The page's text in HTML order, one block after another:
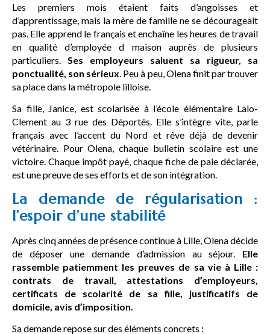
Les premiers mois étaient faits d’angoisses et
d’apprentissage, mais la mère de famille ne se décourageait
pas. Elle apprend le français et enchaîne les heures de travail
en qualité d’employée d maison auprès de plusieurs
particuliers. Ses employeurs saluent sa rigueur, sa
ponctualité, son sérieux. Peu à peu, Olena finit par trouver
sa place dans la métropole lilloise.
Sa fille, Janice, est scolarisée à l’école élémentaire Lalo-
Clement au 3 rue des Déportés. Elle s’intègre vite, parle
français avec l’accent du Nord et rêve déjà de devenir
vétérinaire. Pour Olena, chaque bulletin scolaire est une
victoire. Chaque impôt payé, chaque fiche de paie déclarée,
est une preuve de ses efforts et de son intégration.
La demande de régularisation :
l’espoir d’une stabilité
Après cinq années de présence continue à Lille, Olena décide
de déposer une demande d’admission au séjour.
Elle
rassemble patiemment les preuves de sa vie à Lille :
contrats de travail, attestations d’employeurs,
certificats de scolarité de sa fille, justificatifs de
domicile, avis d’imposition.
Sa demande repose sur des éléments concrets :